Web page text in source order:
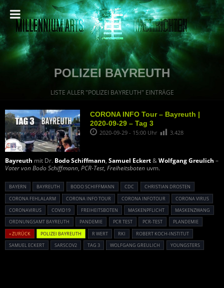
POLIZEI BAYREUTH
LISTE ALLER "POLIZEI BAYREUTH" EINTRÄGE
CORONA INFO Tour – Bayreuth |
2020-09-29 – Tag 3
2020-09-29 - 15:00 Uhr 3.428
Bayreuth mit Dr. Bodo Schiffmann, Samuel Eckert&Wolfgang Greulich –
Vater von Bodo Schiffmann, PCR-Test, Freiheitsboten uvm.
BAYERN BAYREUTH BODO SCHIFFMANN CDC
CHRISTIAN DROSTEN
CORONA FEHLALARM
CORONA INFO TOUR CORONA INFOTOUR
CORONA VIRUS
CORONAVIRUS
COVID19 FREIHEITSBOTEN MASKENPFLICHT
MASKENZWANG
ORDNUNGSAMT BAYREUTH
PANDEMIE PCR TEST PCR-TEST
PLANDEMIE
« ZURÜCK
POLIZEI BAYREUTH R WERT RKI
ROBERT KOCH-INSTITUT
SAMUEL ECKERT
SARSCOV2 TAG 3 WOLFGANG GREULICH YOUNGSTERS